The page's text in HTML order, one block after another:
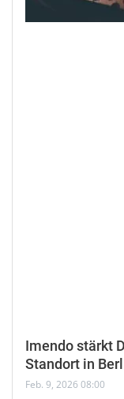
Imendo stärkt
Standort in
Feb. 9, 2026 08:00